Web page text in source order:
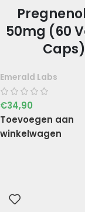
50mg (60
Caps)
Emerald Labs
€34,90
Toevoegen aan
winkelwagen